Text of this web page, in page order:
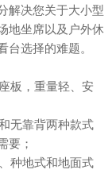
解决您关于大小型
地坐席以及户外休
选择的难题。
板，重量轻、安
无靠背两种款式
要；
种地式和地面式